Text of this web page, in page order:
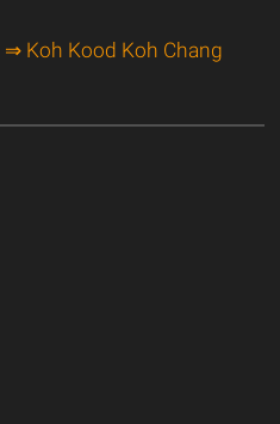
⇒ Koh Kood Koh Chang